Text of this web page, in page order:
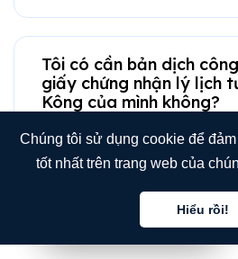
Chúng tôi sử dụng cookie để
tốt nhất trên trang web của
Hiểu rồi!
Tôi có cần bản dịch
giấy chứng nhận lý lịch
Kông của mình không?
Bạn có thể dịch bảng
nhiều trường đại học
Tiếng việt
Tiếng việt
Tiếng việt